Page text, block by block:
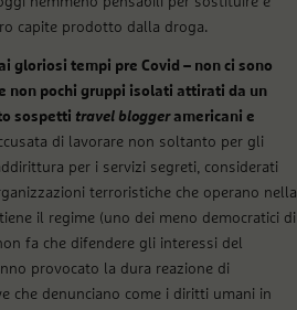
capite prodotto dalla droga.
gloriosi tempi pre Covid – non ci sono
non pochi gruppi isolati attirati da un
sospetti travel bloggeramericani e
di lavorare non soltanto per gli
per i servizi segreti, considerati
terroristiche che operano nella
il regime (uno dei meno democratici di
fa che difendere gli interessi del
provocato la dura reazione di
che denunciano come i diritti umani in